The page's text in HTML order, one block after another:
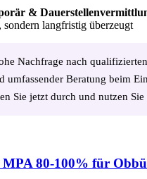
&
langfristig überzeugt
Nachfrage nach
umfassender Beratung beim
Sie jetzt durch und nutzen
80-100% für